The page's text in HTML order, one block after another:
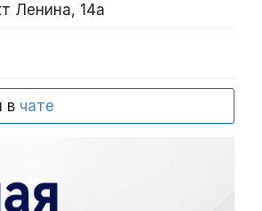
Ленина, 14а
в чате